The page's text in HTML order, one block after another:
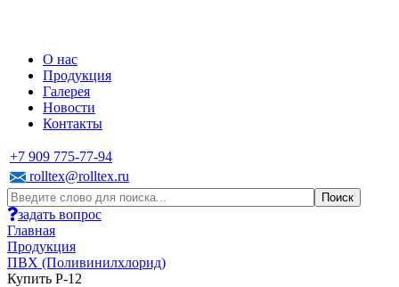
О нас
Продукция
Галерея
Новости
Контакты
+7 909 775-77-94
rolltex@rolltex.ru
задать вопрос
Главная
Продукция
ПВХ (Поливинилхлорид)
Купить P-12